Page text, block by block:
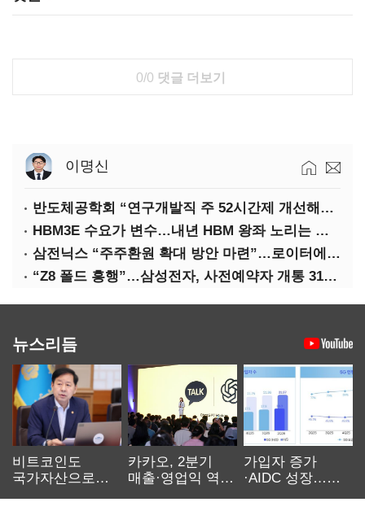
0/0 댓글 더보기
이명신
반도체공학회 “연구개발직 주 52시간제 개선해야”
HBM3E 수요가 변수…내년 HBM 왕좌 노리는 삼성
삼전닉스 “주주환원 확대 방안 마련”…로이터에 성명 보내
“Z8 폴드 흥행”…삼성전자, 사전예약자 개통 31일까지 연장
뉴스리듬
비트코인도
국가자산으로…'
카카오, 2분기
매출·영업익 역대
가입자 증가
·AIDC 성장…